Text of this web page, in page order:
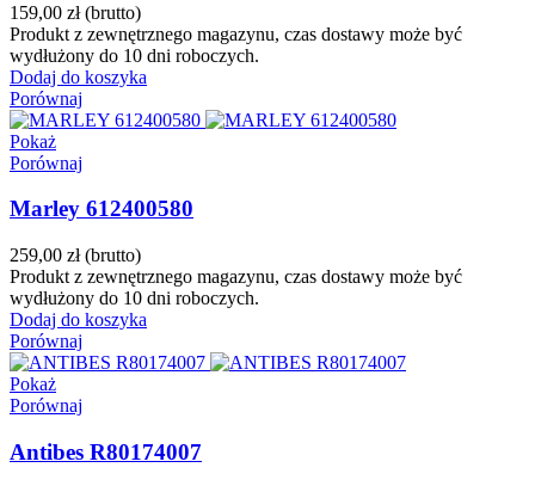
159,00 zł (brutto)
Produkt z zewnętrznego magazynu, czas dostawy może być
wydłużony do 10 dni roboczych.
Dodaj do koszyka
Porównaj
Pokaż
Porównaj
Marley 612400580
259,00 zł (brutto)
Produkt z zewnętrznego magazynu, czas dostawy może być
wydłużony do 10 dni roboczych.
Dodaj do koszyka
Porównaj
Pokaż
Porównaj
Antibes R80174007